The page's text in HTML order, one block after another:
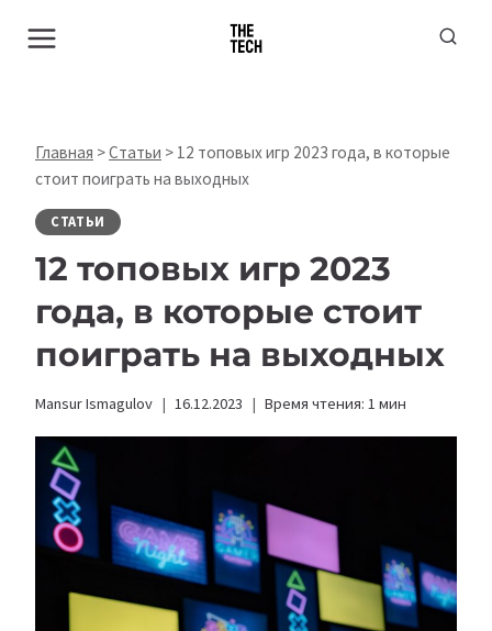
Главная >Статьи > 12 топовых игр 2023 года, в которые
стоит поиграть на выходных
СТАТЬИ
12 топовых игр 2023
года, в которые стоит
поиграть на выходных
Mansur Ismagulov 16.12.2023 Время чтения: 1 мин